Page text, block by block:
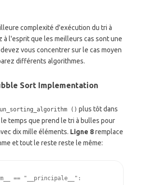
complexité d'exécution du tri à
à l'esprit que les meilleurs cas sont une
vous concentrer sur le cas moyen
différents algorithmes.
Sort Implementation
() plus tôt dans
temps que prend le tri à bulles pour
dix mille éléments. Ligne 8remplace
et tout le reste reste le même:
== "__principale__" :